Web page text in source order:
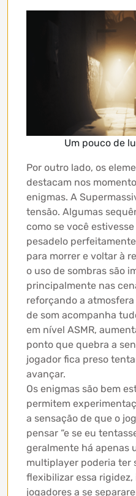
Um pouco de
Por outro lado, os
destacam nos
enigmas. A
tensão. Algumas
como se você
pesadelo
para morrer e voltar à
o uso de sombras são
principalmente nas
reforçando a
de som acompanha
em nível ASMR,
ponto que quebra a
jogador fica preso
avançar.
Os enigmas são bem
permitem
a sensação de que o
pensar “e se eu
geralmente há apenas
multiplayer poderia ter
flexibilizar essa
jogadores a se